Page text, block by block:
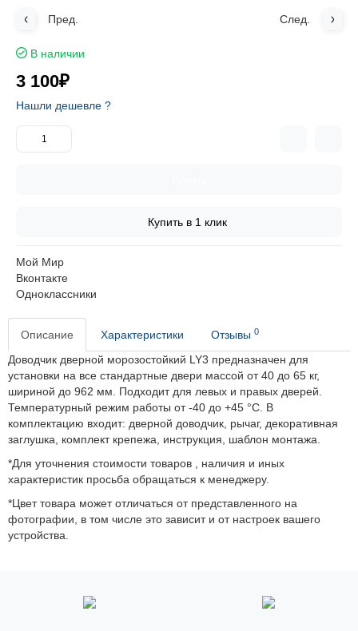
Пред. След.
В наличии
3 100₽
Нашли дешевле ?
Купить в 1 клик
Мой Мир
Вконтакте
Одноклассники
Описание Характеристики Отзывы 0
Доводчик дверной морозостойкий LY3 предназначен для
установки на все стандартные двери массой от 40 до 65 кг,
шириной до 962 мм. Подходит для левых и правых дверей.
Температурный режим работы от -40 до +45 °С. В
комплектацию входит: дверной доводчик, рычаг, декоративная
заглушка, комплект крепежа, инструкция, шаблон монтажа.
*Для уточнения стоимости товаров , наличия и иных
характеристик просьба обращаться к менеджеру.
*Цвет товара может отличаться от представленного на
фотографии, в том числе это зависит и от настроек вашего
устройства.